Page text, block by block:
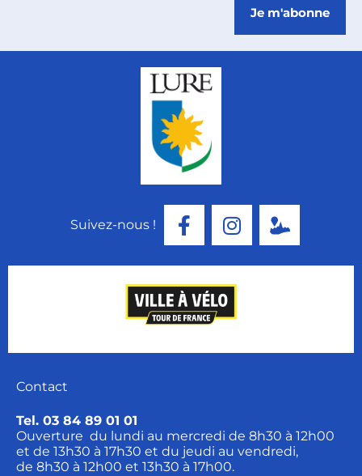
Je m'abonne
Suivez-nous !
Contact
Tel. 03 84 89 01 01
Ouverture du lundi au mercredi de 8h30 à 12h00
et de 13h30 à 17h30 et du jeudi au vendredi,
de 8h30 à 12h00 et 13h30 à 17h00.